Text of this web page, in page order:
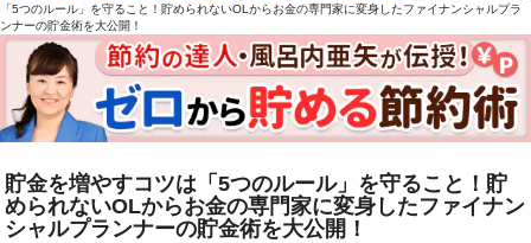
「5つのルール」を守ること！貯められないOLからお金の専門家に変身したファイナンシャルプラ
ンナーの貯金術を大公開！
貯金を増やすコツは「5つのルール」を守ること！貯
められないOLからお金の専門家に変身したファイナン
シャルプランナーの貯金術を大公開！